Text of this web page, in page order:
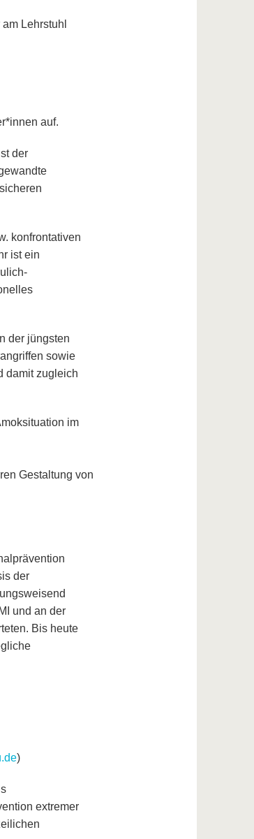
Lehrstuhl
auf.
der
konfrontativen
ist ein
der jüngsten
sowie
damit zugleich
im
Gestaltung von
der
und an der
Bis heute
)
extremer